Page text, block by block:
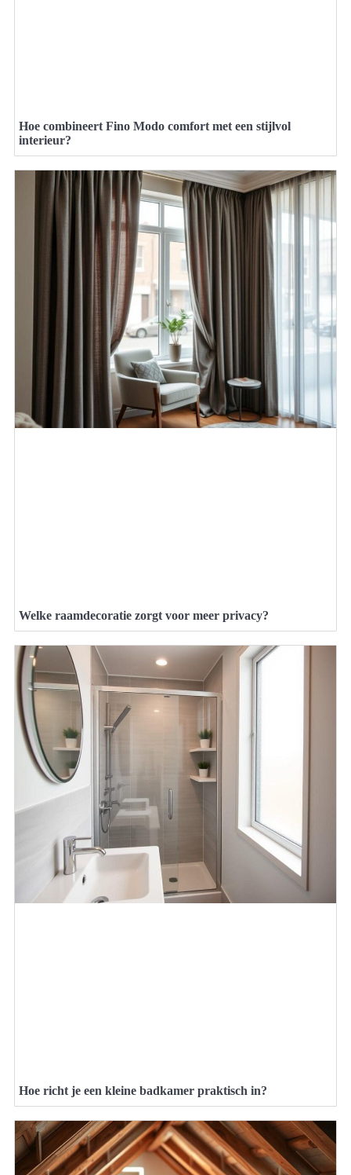
Hoe combineert Fino Modo comfort met een stijlvol
interieur?
Welke raamdecoratie zorgt voor meer privacy?
Hoe richt je een kleine badkamer praktisch in?